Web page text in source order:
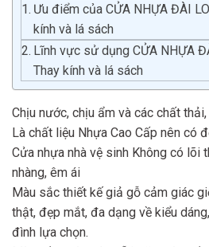
Ưu điểm của CỬA NHỰA ĐÀI
kính và lá sách
Lĩnh vực sử dụng CỬA NHỰA
Thay kính và lá sách
Chịu nước, chịu ẩm và các chất
Là chất liệu Nhựa Cao Cấp nên có
Cửa nhựa nhà vệ sinh Không có lõi
nhàng, êm ái
Màu sắc thiết kế giả gỗ cảm giác
thật, đẹp mắt, đa dạng về kiểu
đình lựa chọn.